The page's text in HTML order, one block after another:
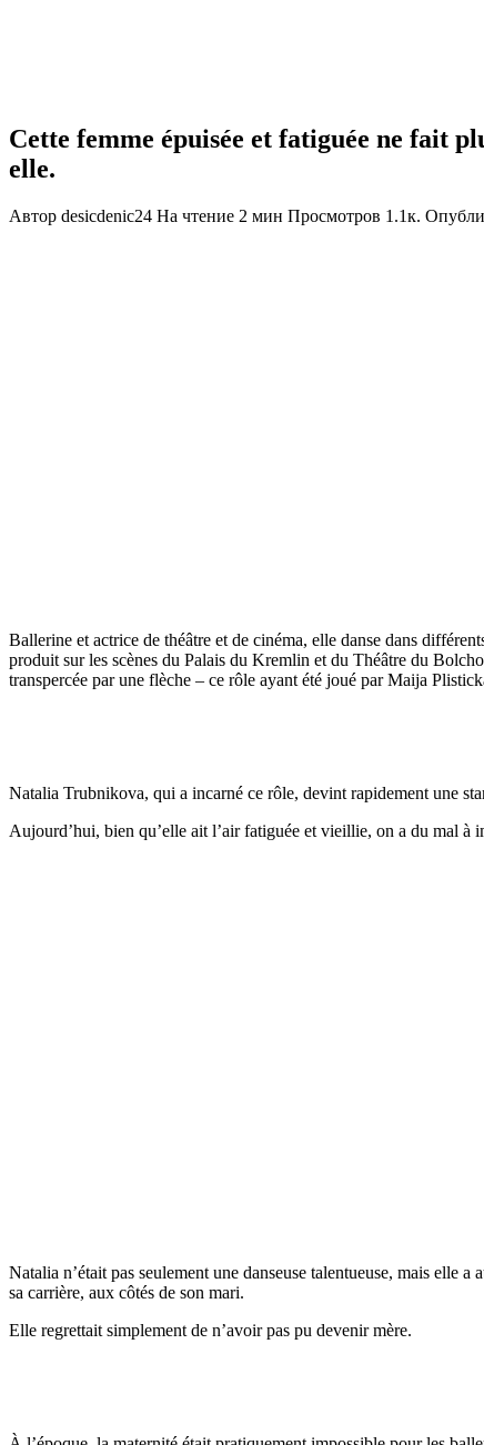
Cette femme épuisée et fatiguée ne fait
elle.
Автор desicdenic24 На чтение 2 мин Просмотров 1.1к.
Ballerine et actrice de théâtre et de cinéma, elle danse dans
produit sur les scènes du Palais du Kremlin et du Théâtre du
transpercée par une flèche – ce rôle ayant été joué par Maija
Natalia Trubnikova, qui a incarné ce rôle, devint rapidement une
Aujourd’hui, bien qu’elle ait l’air fatiguée et vieillie, on a du mal à
Natalia n’était pas seulement une danseuse talentueuse, mais elle
sa carrière, aux côtés de son mari.
Elle regrettait simplement de n’avoir pas pu devenir mère.